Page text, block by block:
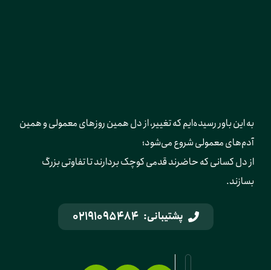
به این باور رسیده‌ایم که تغییر، از دل همین روزهای معمولی و همین
آدم‌های معمولی شروع می‌شود؛
از دل کسانی که حاضرند قدمی کوچک بردارند تا تفاوتی بزرگ
بسازند.
پشتیبانی: 02191095484